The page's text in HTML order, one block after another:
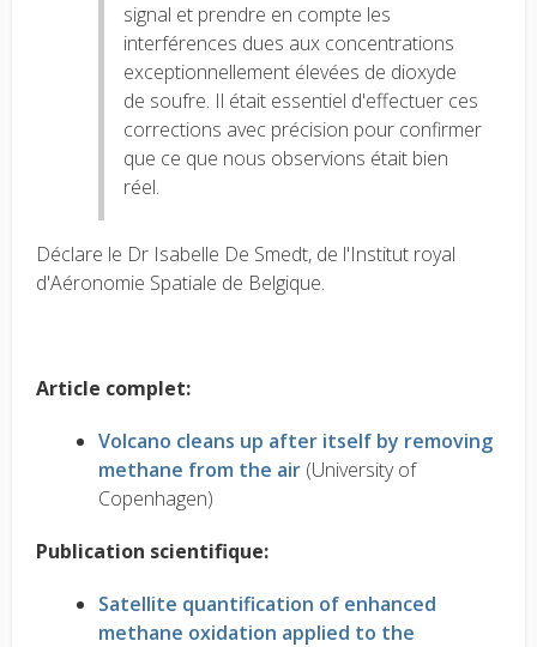
signal et prendre en compte les
interférences dues aux concentrations
exceptionnellement élevées de dioxyde
de soufre. Il était essentiel d'effectuer ces
corrections avec précision pour confirmer
que ce que nous observions était bien
réel.
Déclare le Dr Isabelle De Smedt, de l'Institut royal
d'Aéronomie Spatiale de Belgique.
Article complet:
Volcano cleans up after itself by removing
methane from the air (University of
Copenhagen)
Publication scientifique:
Satellite quantification of enhanced
methane oxidation applied to the